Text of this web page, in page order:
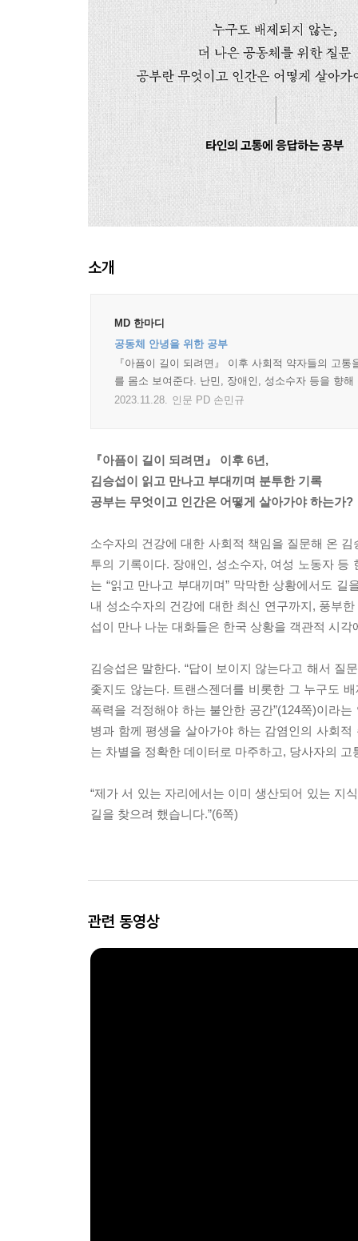
소개
MD 한마디
공동체 안녕을 위한 공부
『아픔이 길이 되려면』 이후 사회적 약자들의 고
를 몸소 보여준다. 난민, 장애인, 성소수자 등을 향
2023.11.28.
인문 PD 손민규
『아픔이 길이 되려면』 이후 6년,
김승섭이 읽고 만나고 부대끼며 분투한 기록
공부는 무엇이고 인간은 어떻게 살아가야 하는가?
소수자의 건강에 대한 사회적 책임을 질문해 온
투의 기록이다. 장애인, 성소수자, 여성 노동자
는 “읽고 만나고 부대끼며” 막막한 상황에서도
내 성소수자의 건강에 대한 최신 연구까지, 풍부
섭이 만나 나눈 대화들은 한국 상황을 객관적 시
김승섭은 말한다. “답이 보이지 않는다고 해서 질
좇지도 않는다. 트랜스젠더를 비롯한 그 누구도
폭력을 걱정해야 하는 불안한 공간”(124쪽)이라
병과 함께 평생을 살아가야 하는 감염인의 사회
는 차별을 정확한 데이터로 마주하고, 당사자의
“제가 서 있는 자리에서는 이미 생산되어 있는 지
길을 찾으려 했습니다.”(6쪽)
관련 동영상